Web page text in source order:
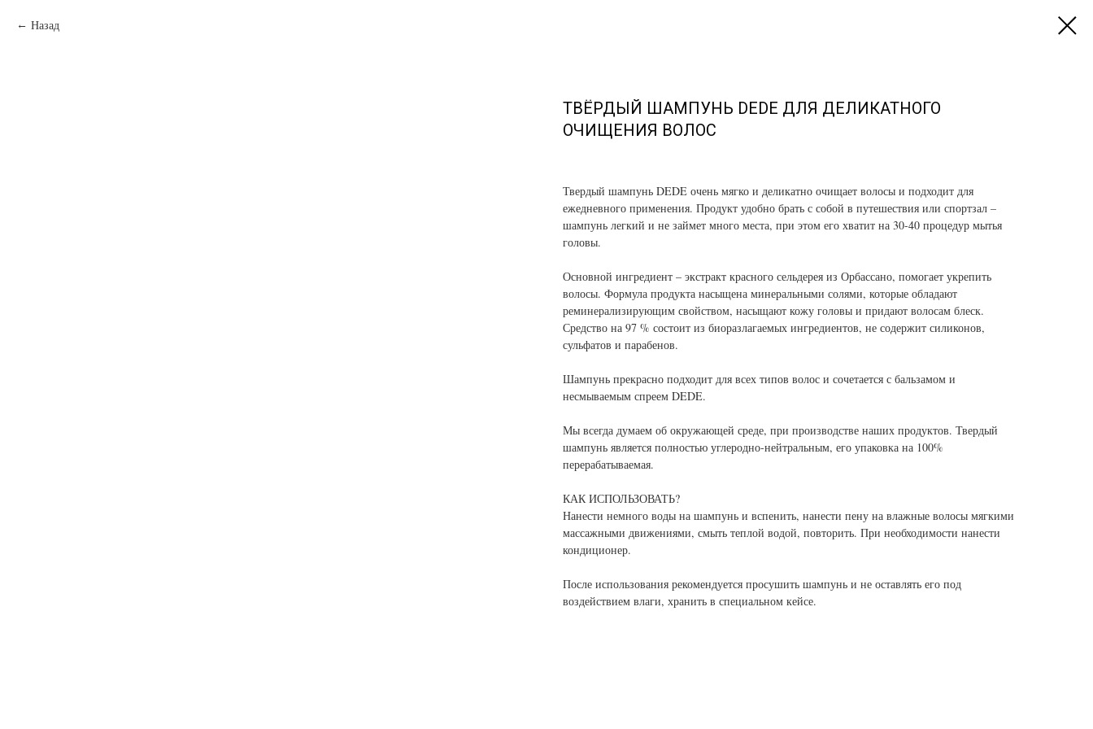
Назад
ТВЁРДЫЙ ШАМПУНЬ DEDE ДЛЯ ДЕЛИКАТНОГО
ОЧИЩЕНИЯ ВОЛОС
Твердый шампунь DEDE очень мягко и деликатно очищает волосы и подходит для
ежедневного применения. Продукт удобно брать с собой в путешествия или спортзал –
шампунь легкий и не займет много места, при этом его хватит на 30-40 процедур мытья
головы.
Основной ингредиент – экстракт красного сельдерея из Орбассано, помогает укрепить
волосы. Формула продукта насыщена минеральными солями, которые обладают
реминерализирующим свойством, насыщают кожу головы и придают волосам блеск.
Средство на 97 % состоит из биоразлагаемых ингредиентов, не содержит силиконов,
сульфатов и парабенов.
Шампунь прекрасно подходит для всех типов волос и сочетается с бальзамом и
несмываемым спреем DEDE.
Мы всегда думаем об окружающей среде, при производстве наших продуктов. Твердый
шампунь является полностью углеродно-нейтральным, его упаковка на 100%
перерабатываемая.
КАК ИСПОЛЬЗОВАТЬ?
Нанести немного воды на шампунь и вспенить, нанести пену на влажные волосы мягкими
массажными движениями, смыть теплой водой, повторить. При необходимости нанести
кондиционер.
После использования рекомендуется просушить шампунь и не оставлять его под
воздействием влаги, хранить в специальном кейсе.